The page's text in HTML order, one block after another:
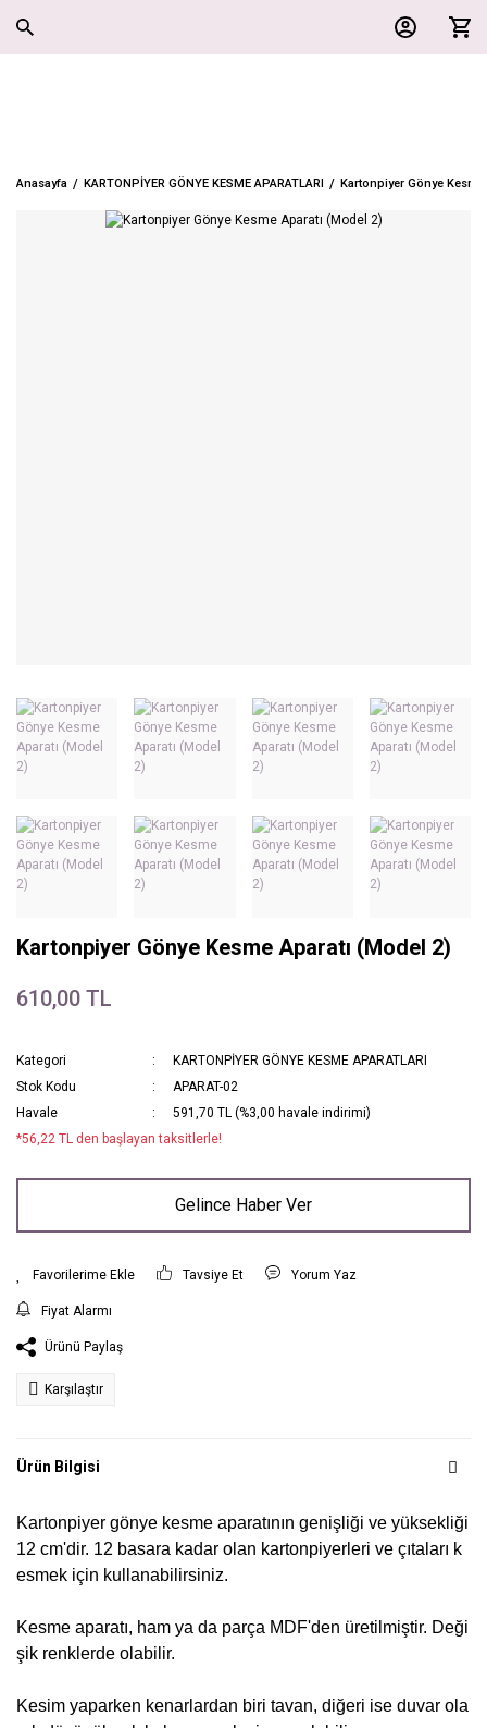
Anasayfa KARTONPİYER GÖNYE KESME APARATLARI Kartonpiyer Gönye
Kartonpiyer Gönye Kesme Aparatı (Model 2)
610,00 TL
Kategori
KARTONPİYER GÖNYE KESME APARATLARI
Stok Kodu
APARAT-02
Havale
591,70 TL (%3,00 havale indirimi)
*56,22 TL den başlayan taksitlerle!
Gelince Haber Ver
Tavsiye Et Yorum Yaz
Fiyat Alarmı
Ürünü Paylaş
Karşılaştır
Ürün Bilgisi
Kartonpiyer gönye kesme aparatının genişliği ve yüksekliği
12 cm'dir. 12 basara kadar olan kartonpiyerleri ve çıtaları k
esmek için kullanabilirsiniz.
Kesme aparatı, ham ya da parça MDF'den üretilmiştir. Deği
şik renklerde olabilir.
Kesim yaparken kenarlardan biri tavan, diğeri ise duvar ola